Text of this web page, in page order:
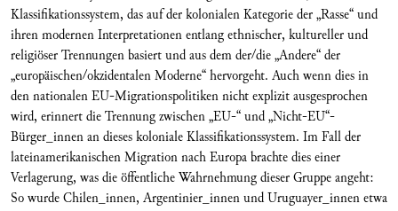
Klassifikationssystem, das auf der kolonialen Kategorie der „Rasse“ und
ihren modernen Interpretationen entlang ethnischer, kultureller und
religiöser Trennungen basiert und aus dem der/die „Andere“ der
„europäischen/okzidentalen Moderne“ hervorgeht. Auch wenn dies in
den nationalen EU-Migrationspolitiken nicht explizit ausgesprochen
wird, erinnert die Trennung zwischen „EU-“ und „Nicht-EU“-
Bürger_innen an dieses koloniale Klassifikationssystem. Im Fall der
lateinamerikanischen Migration nach Europa brachte dies einer
Verlagerung, was die öffentliche Wahrnehmung dieser Gruppe angeht:
So wurde Chilen_innen, Argentinier_innen und Uruguayer_innen etwa